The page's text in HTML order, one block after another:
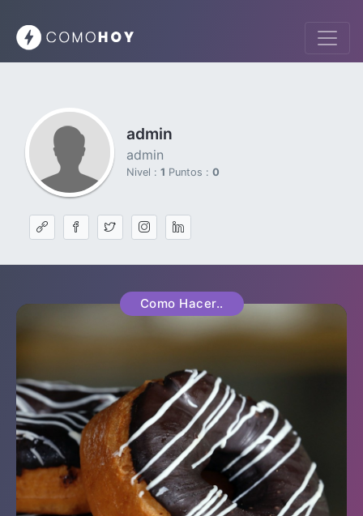
admin
admin
Nivel : 1 Puntos : 0
Como Hacer..